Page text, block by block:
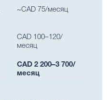
~CAD 75/месяц
CAD 100–120/
месяц
CAD 2 200–3 700/
месяц